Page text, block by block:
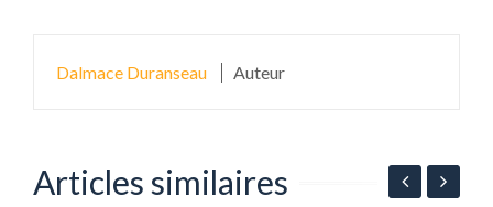
Dalmace Duranseau Auteur
Articles similaires